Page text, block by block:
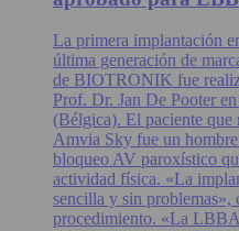
La primera implantación
última generación de
de BIOTRONIK fue
Prof. Dr. Jan De Pooter
(Bélgica). El paciente que
Amvia Sky fue un
bloqueo AV paroxístico
actividad física. «La
sencilla y sin problemas»,
procedimiento. «La